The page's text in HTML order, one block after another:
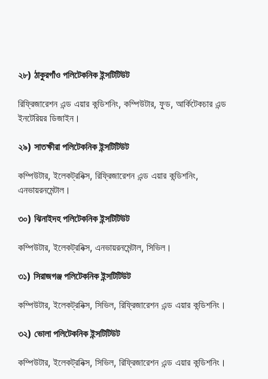
২৮) ঠাকুরগাঁও পলিটেকনিক ইন্সটিটিউট
রিফ্রিজারেশন এন্ড এয়ার কন্ডিশনিং, কম্পিউটার, ফুড, আর্কিটেকচার এন্ড
ইনটেরিয়র ডিজাইন।
২৯) সাতক্ষীরা পলিটেকনিক ইন্সটিটিউট
কম্পিউটার, ইলেকট্রনিক্স, রিফ্রিজারেশন এন্ড এয়ার কন্ডিশনিং,
এনভায়রনমেন্টাল।
৩০) ঝিনাইদহ পলিটেকনিক ইন্সটিটিউট
কম্পিউটার, ইলেকট্রনিক্স, এনভায়রনমেন্টাল, সিভিল।
৩১) সিরাজগঞ্জ পলিটেকনিক ইন্সটিটিউট
কম্পিউটার, ইলেকট্রনিক্স, সিভিল, রিফ্রিজারেশন এন্ড এয়ার কন্ডিশনিং।
৩২) ভোলা পলিটেকনিক ইন্সটিটিউট
কম্পিউটার, ইলেকট্রনিক্স, সিভিল, রিফ্রিজারেশন এন্ড এয়ার কন্ডিশনিং।